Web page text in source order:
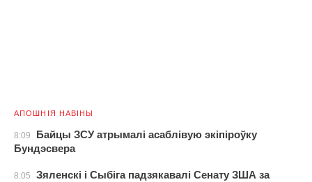
АПОШНІЯ НАВІНЫ
8:09
Байцы ЗСУ атрымалі асаблівую экіпіроўку
Бундэсвера
8:05
Зяленскі і Сыбіга падзякавалі Сенату ЗША за